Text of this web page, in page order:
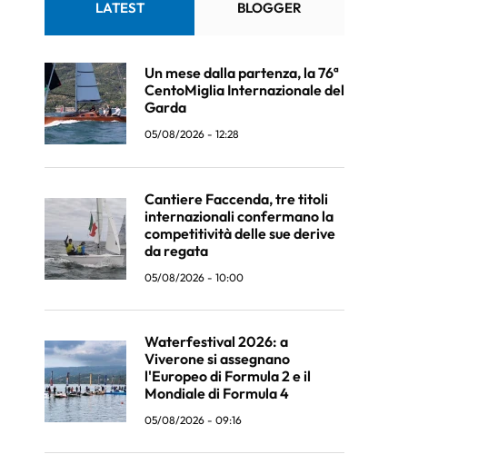
LATEST BLOGGER
Un mese dalla partenza, la 76ª
CentoMiglia Internazionale del
Garda
05/08/2026 - 12:28
Cantiere Faccenda, tre titoli
internazionali confermano la
competitività delle sue derive
da regata
05/08/2026 - 10:00
Waterfestival 2026: a
Viverone si assegnano
l'Europeo di Formula 2 e il
Mondiale di Formula 4
05/08/2026 - 09:16